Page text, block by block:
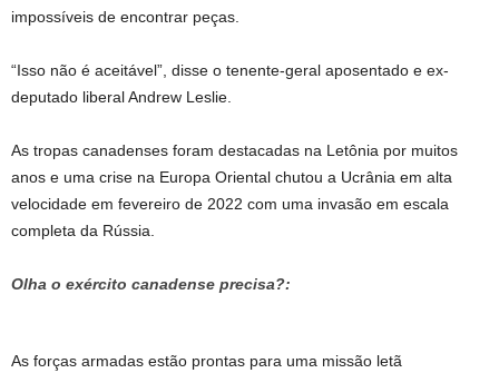
impossíveis de encontrar peças.
“Isso não é aceitável”, disse o tenente-geral aposentado e ex-
deputado liberal Andrew Leslie.
As tropas canadenses foram destacadas na Letônia por muitos
anos e uma crise na Europa Oriental chutou a Ucrânia em alta
velocidade em fevereiro de 2022 com uma invasão em escala
completa da Rússia.
Olha o exército canadense precisa?:
As forças armadas estão prontas para uma missão letã